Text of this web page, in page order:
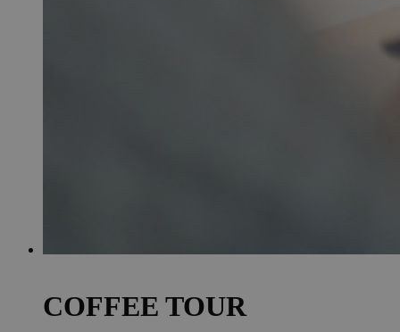
COFFEE TOUR